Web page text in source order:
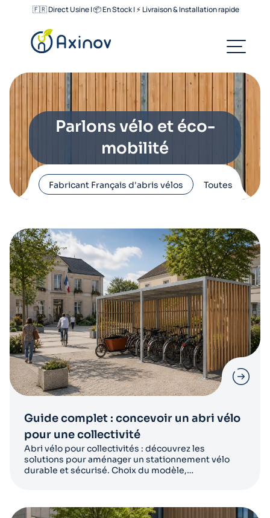
🇫🇷 Direct Usine | 📦 En Stock | ⚡ Livraison & Installation rapide
Parlons vélo et éco-
mobilité
Fabricant Français d'abris vélos Toutes
Guide complet : concevoir un abri vélo
pour une collectivité
Abri vélo pour collectivités : découvrez les
solutions pour aménager un stationnement vélo
durable et sécurisé. Choix du modèle,